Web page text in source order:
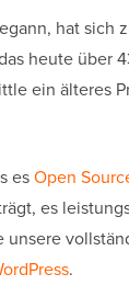
hat sich
heute über
ein älteres
esOpen
es
unsere
.